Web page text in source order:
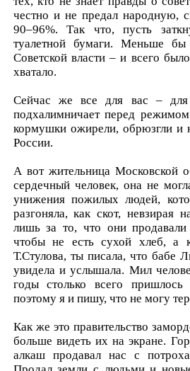
честно и не предал народную,
90–96%. Так что, пусть
туалетной бумаги. Меньше бы
Советской власти – и всего
хватало.
Сейчас же все для вас –
подхалимничает перед
кормушки ожирели, обрюзгли и
России.
А вот жительница Московской
сердечный человек, она не
унижения пожилых людей,
разгоняла, как скот, невзирая
лишь за то, что они
чтобы не есть сухой хлеб, а
Т.Стулова, ты писала, что бабе
увидела и услышала. Мил
годы столько всего
поэтому я и пишу, что не могу
Как же это правительство
больше видеть их на экране.
алкаш продавал нас с